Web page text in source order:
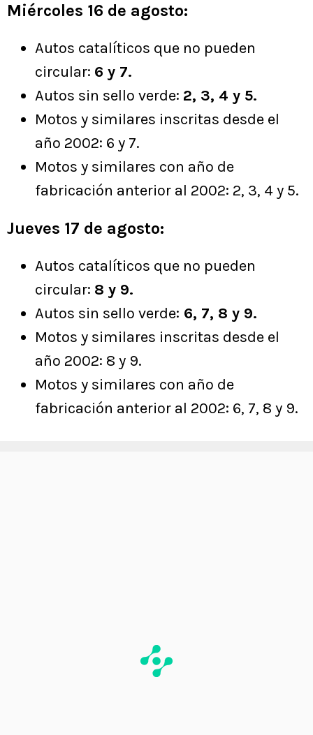
Miércoles 16 de agosto:
Autos catalíticos que no pueden
circular: 6 y 7.
Autos sin sello verde: 2, 3, 4 y 5.
Motos y similares inscritas desde el
año 2002: 6 y 7.
Motos y similares con año de
fabricación anterior al 2002: 2, 3, 4 y 5.
Jueves 17 de agosto:
Autos catalíticos que no pueden
circular: 8 y 9.
Autos sin sello verde: 6, 7, 8 y 9.
Motos y similares inscritas desde el
año 2002: 8 y 9.
Motos y similares con año de
fabricación anterior al 2002: 6, 7, 8 y 9.